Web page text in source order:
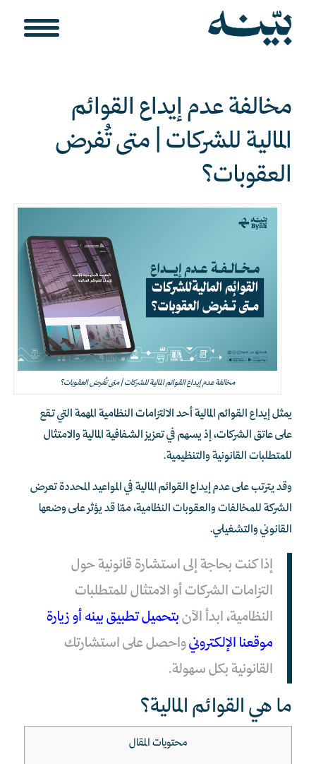
مخالفة عدم إيداع القوائم
المالية للشركات | متى تُفرض
العقوبات؟
مخالفة عدم إيداع القوائم المالية للشركات | متى تُفرض العقوبات؟
يمثل إيداع القوائم المالية أحد الالتزامات النظامية المهمة التي تقع
على عاتق الشركات، إذ يسهم في تعزيز الشفافية المالية والامتثال
للمتطلبات القانونية والتنظيمية.
وقد يترتب على عدم إيداع القوائم المالية في المواعيد المحددة تعرض
الشركة للمخالفات والعقوبات النظامية، ممّا قد يؤثر على وضعها
القانوني والتشغيلي.
إذا كنت بحاجة إلى استشارة قانونية حول
التزامات الشركات أو الامتثال للمتطلبات
النظامية، ابدأ الآنبتحميل تطبيق بينه أو زيارة
موقعنا الإلكترونيواحصل على استشارتك
القانونية بكل سهولة.
ما هي القوائم المالية؟
محتويات المقال